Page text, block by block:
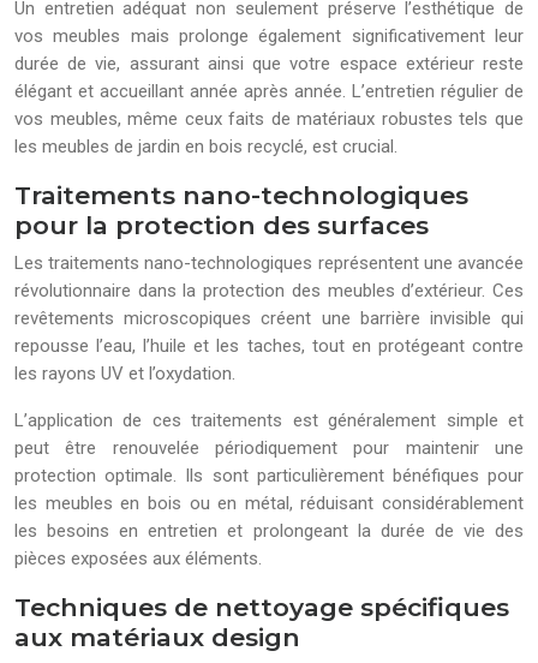
Un entretien adéquat non seulement préserve l’esthétique de
vos meubles mais prolonge également significativement leur
durée de vie, assurant ainsi que votre espace extérieur reste
élégant et accueillant année après année. L’entretien régulier de
vos meubles, même ceux faits de matériaux robustes tels que
les meubles de jardin en bois recyclé, est crucial.
Traitements nano-technologiques
pour la protection des surfaces
Les traitements nano-technologiques représentent une avancée
révolutionnaire dans la protection des meubles d’extérieur. Ces
revêtements microscopiques créent une barrière invisible qui
repousse l’eau, l’huile et les taches, tout en protégeant contre
les rayons UV et l’oxydation.
L’application de ces traitements est généralement simple et
peut être renouvelée périodiquement pour maintenir une
protection optimale. Ils sont particulièrement bénéfiques pour
les meubles en bois ou en métal, réduisant considérablement
les besoins en entretien et prolongeant la durée de vie des
pièces exposées aux éléments.
Techniques de nettoyage spécifiques
aux matériaux design